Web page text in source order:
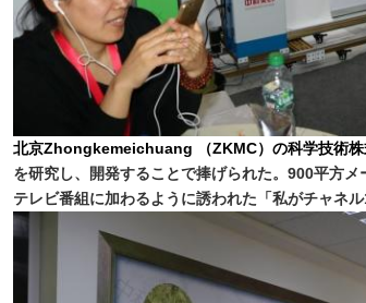
北京Zhongkemeichuang （ZKMC）の科学技術株
を研究し、開発することで捧げられた。900平方
テレビ番組に加わるように誘われた「私がチャネル